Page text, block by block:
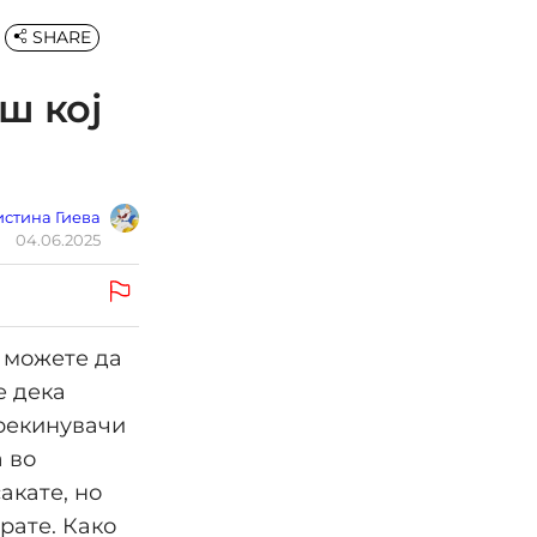
кој
Гиева
04.06.2025
SHARE
можете да
дека
во
но
Како